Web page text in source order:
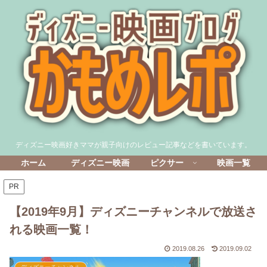
ディズニー映画好きママが親子向けのレビュー記事などを書いています。
ホーム ディズニー映画 ピクサー 映画一覧
PR
【2019年9月】ディズニーチャンネルで放送さ
れる映画一覧！
2019.08.26 2019.09.02